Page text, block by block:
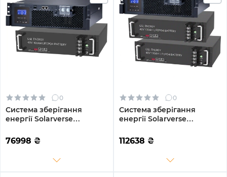
0
Система зберігання
енергії Solarverse
4.8kWh 1BAT LiFePO4 6500
циклів
76998 ₴
0
Система зберігання
енергії Solarverse
5 9.6kWh 2BAT LiFePO4
6500 циклів
112638 ₴